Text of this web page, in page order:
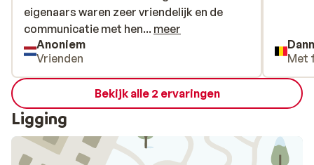
eigenaars waren zeer vriendelijk en de
communicatie met hen liep ook goed. Eén
puntje: de dichts bij zijnde winkel ligt niet
op 100m zoals op de website stond maar
op een 800m. Nu voor ons was dat geen
probleem, was telkens een gezellig
ochtend wandelingetje.
eigenaars waren zeer vriendelijk en de
communicatie met hen... meer
Anoniem
Vrienden
Met
Bekijk alle 2 ervaringen
Ligging